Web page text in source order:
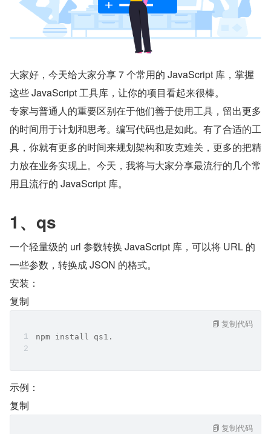
大家好，今天给大家分享 7 个常用的 JavaScript 库，掌握
这些 JavaScript 工具库，让你的项目看起来很棒。
专家与普通人的重要区别在于他们善于使用工具，留出更多
的时间用于计划和思考。编写代码也是如此。有了合适的工
具，你就有更多的时间来规划架构和攻克难关，更多的把精
力放在业务实现上。今天，我将与大家分享最流行的几个常
用且流行的 JavaScript 库。
1、qs
一个轻量级的 url 参数转换 JavaScript 库，可以将 URL 的
一些参数，转换成 JSON 的格式。
安装：
复制
npm install qs1.
复制代码
示例：
复制
复制代码